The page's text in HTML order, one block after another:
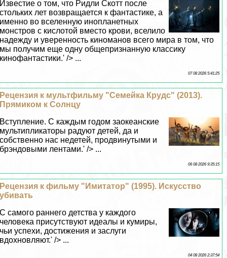
Известие о том, что Ридли Скотт после
стольких лет возвращается к фантастике, а
именно во вселенную инопланетных
монстров с кислотой вместо крови, вселило
надежду и уверенность киноманов всего мира в том, что
мы получим еще одну общепризнанную классику
кинофантастики.' /> ...
07 08 2026 5:41:25
Рецензия к мультфильму "Семейка Крудс" (2013).
Прямиком к Солнцу
Вступление. С каждым годом заокеанские
мультипликаторы радуют детей, да и
собственно нас недетей, продвинутыми и
брэндовыми лентами.' /> ...
06 08 2026 9:35:15
Рецензия к фильму "Имитатор" (1995). Искусство
убивать
С самого раннего детства у каждого
человека присутствуют идеалы и кумиры,
чьи успехи, достижения и заслуги
вдохновляют.' /> ...
04 08 2026 2:37:54